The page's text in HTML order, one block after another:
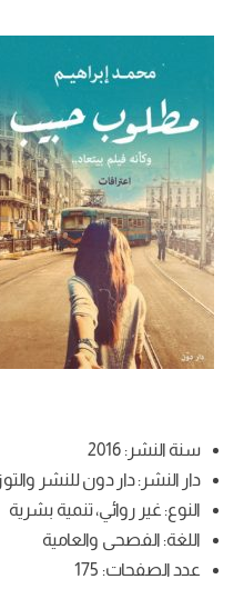
سنة النشر: 2016
دار النشر: دار دون للنشر
النوع: غير روائي، تنمية بشرية
اللغة: الفصحى والعامية
عدد الصفحات: 175